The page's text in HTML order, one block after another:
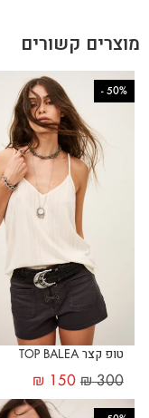
מוצרים קשורים
50%
-
טופ קצר TOP BALEA
₪300
₪ 150